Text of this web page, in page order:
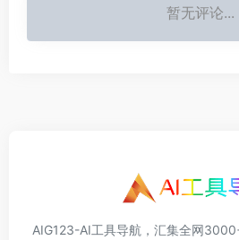
暂无评论...
AIG123-AI工具导航，汇集全网